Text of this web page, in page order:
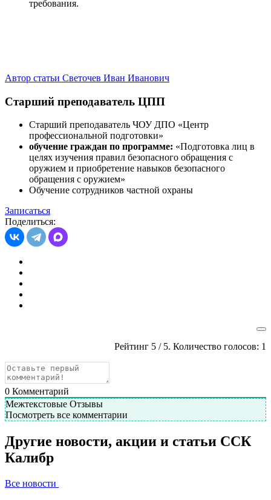
требования.
Автор статьи Светочев Иван Иванович
Старший преподаватель ЦПП
Старший преподаватель ЧОУ ДПО «Центр
профессиональной подготовки»
обучение граждан по программе: «Подготовка лиц в
целях изучения правил безопасного обращения с
оружием и приобретение навыков безопасного
обращения с оружием»
Обучение сотрудников частной охраны
Записаться
Поделиться:
Рейтинг 5 / 5. Количество голосов: 1
0 Комментарий
Межтекстовые Отзывы
Посмотреть все комментарии
Другие новости, акции и статьи ССК
Калибр
Все новости